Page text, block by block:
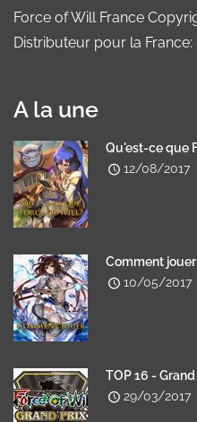
Force of Will France
Distributeur pour la France:
A la une
Qu'est-ce que
12/08/2017
Comment jouer
10/05/2017
TOP 16 -
29/03/2017